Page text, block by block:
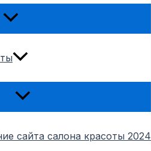
Переключатель
Переключатель
сайта салона красоты 2024